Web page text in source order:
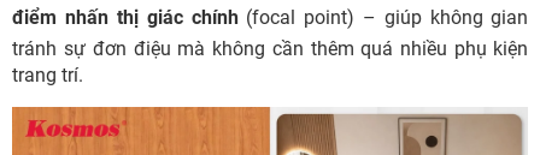
điểm nhấn thị giác chính(focal point) – giúp không gian
tránh sự đơn điệu mà không cần thêm quá nhiều phụ kiện
trang trí.